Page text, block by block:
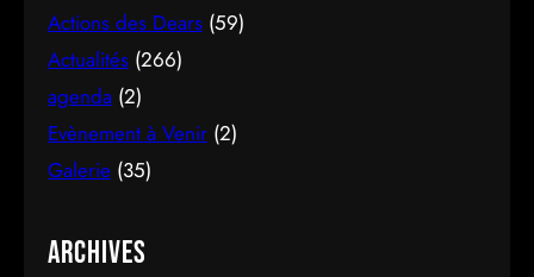
Actions des Dears (59)
Actualités (266)
agenda (2)
Evènement à Venir (2)
Galerie (35)
Archives